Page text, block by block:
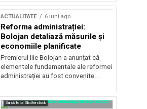
ACTUALITATE 6 luni ago
Reforma administrației:
Bolojan detaliază măsurile și
economiile planificate
Premierul Ilie Bolojan a anunțat că
elementele fundamentale ale reformei
administrației au fost convenite...
Sursă foto: Shutterstock